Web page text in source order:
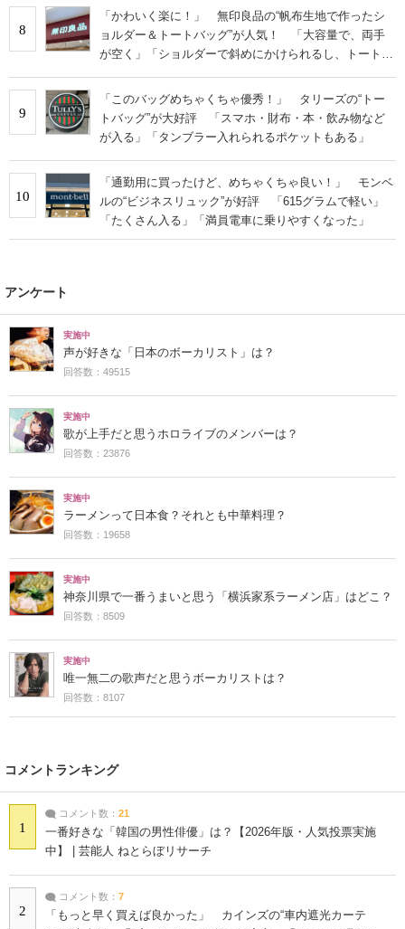
8
「かわいく楽に！」 無印良品の“帆布生地で作ったシ
ョルダー＆トートバッグ”が人気！ 「大容量で、両手
が空く」「ショルダーで斜めにかけられるし、トートで
9
「このバッグめちゃくちゃ優秀！」 タリーズの“トー
トバッグ”が大好評 「スマホ・財布・本・飲み物など
が入る」「タンブラー入れられるポケットもある」
10
「通勤用に買ったけど、めちゃくちゃ良い！」 モンベ
ルの“ビジネスリュック”が好評 「615グラムで軽い」
「たくさん入る」「満員電車に乗りやすくなった」
アンケート
実施中
声が好きな「日本のボーカリスト」は？
回答数：49515
実施中
歌が上手だと思うホロライブのメンバーは？
回答数：23876
実施中
ラーメンって日本食？それとも中華料理？
回答数：19658
実施中
神奈川県で一番うまいと思う「横浜家系ラーメン店」はどこ？
回答数：8509
実施中
唯一無二の歌声だと思うボーカリストは？
回答数：8107
コメントランキング
1
コメント数： 21
一番好きな「韓国の男性俳優」は？【2026年版・人気投票実施
中】 | 芸能人 ねとらぼリサーチ
2
コメント数： 7
「もっと早く買えば良かった」 カインズの“車内遮光カーテ